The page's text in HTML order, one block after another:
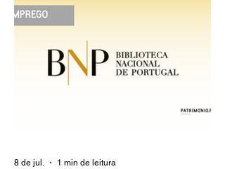
8 de jul. 1 min de leitura